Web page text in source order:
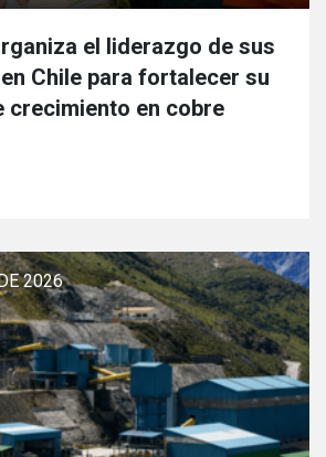
el liderazgo de sus
Chile para fortalecer su
crecimiento en cobre
2026